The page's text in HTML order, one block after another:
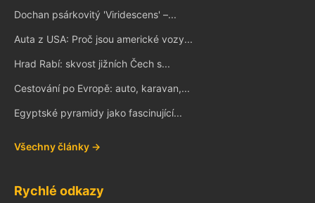
Dochan psárkovitý 'Viridescens' –...
Auta z USA: Proč jsou americké vozy...
Hrad Rabí: skvost jižních Čech s...
Cestování po Evropě: auto, karavan,...
Egyptské pyramidy jako fascinující...
Všechny články →
Rychlé odkazy